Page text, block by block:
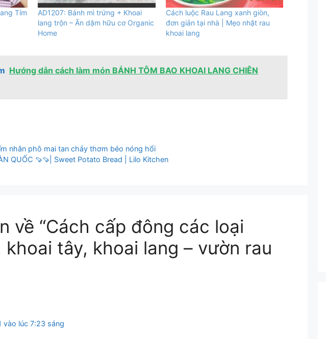
Tím
AD1207: Bánh mì trứng + Khoai
lang trộn – Ăn dặm hữu cơ Organic
Home
Cách luộc Rau Lang xanh giòn,
đơn giản tại nhà | Mẹo nhặt rau
khoai lang
Hướng dẫn cách làm món BÁNH TÔM BAO KHOAI LANG CHIÊN
nhân phô mai tan chảy thơm béo nóng hổi
QUỐC 🍠🍠| Sweet Potato Bread | Lilo Kitchen
về “Cách cấp đông các loại
khoai tây, khoai lang – vườn rau
vào lúc 7:23 sáng